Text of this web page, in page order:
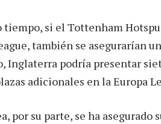
tiempo, si el Tottenham
también se asegurarían
Inglaterra podría presentar
adicionales en la Europa
por su parte, se ha